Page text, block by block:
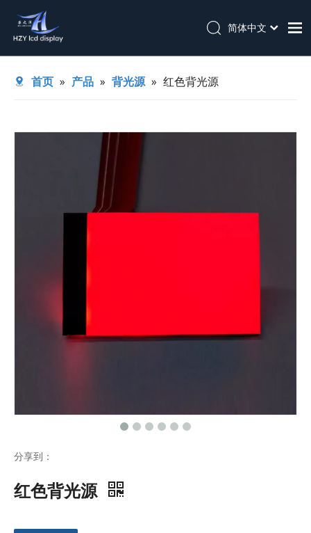
简体中文
首页 » 产品 » 背光源 » 红色背光源
分享到：
红色背光源